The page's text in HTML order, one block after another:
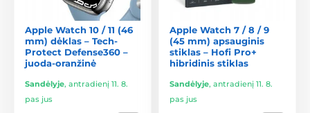
Apple Watch 10 / 11 (46
mm) dėklas – Tech-
Protect Defense360 –
juoda-oranžinė
Sandėlyje, antradienį 11. 8.
pas jus
Apple Watch 7 / 8 / 9
(45 mm) apsauginis
stiklas – Hofi Pro+
hibridinis stiklas
Sandėlyje, antradienį 11. 8.
pas jus